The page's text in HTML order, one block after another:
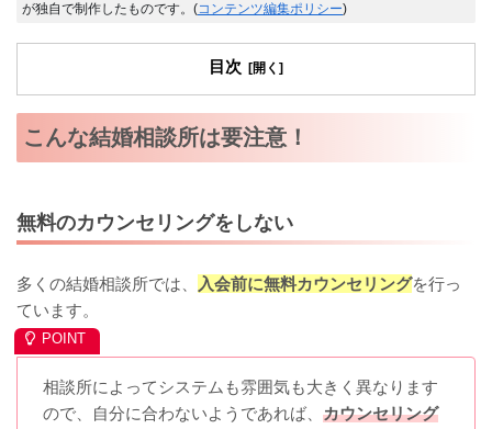
が独自で制作したものです。(コンテンツ編集ポリシー)
目次
こんな結婚相談所は要注意！
無料のカウンセリングをしない
多くの結婚相談所では、 入会前に無料カウンセリングを行っ
ています。
相談所によってシステムも雰囲気も大きく異なります
ので、自分に合わないようであれば、 カウンセリング